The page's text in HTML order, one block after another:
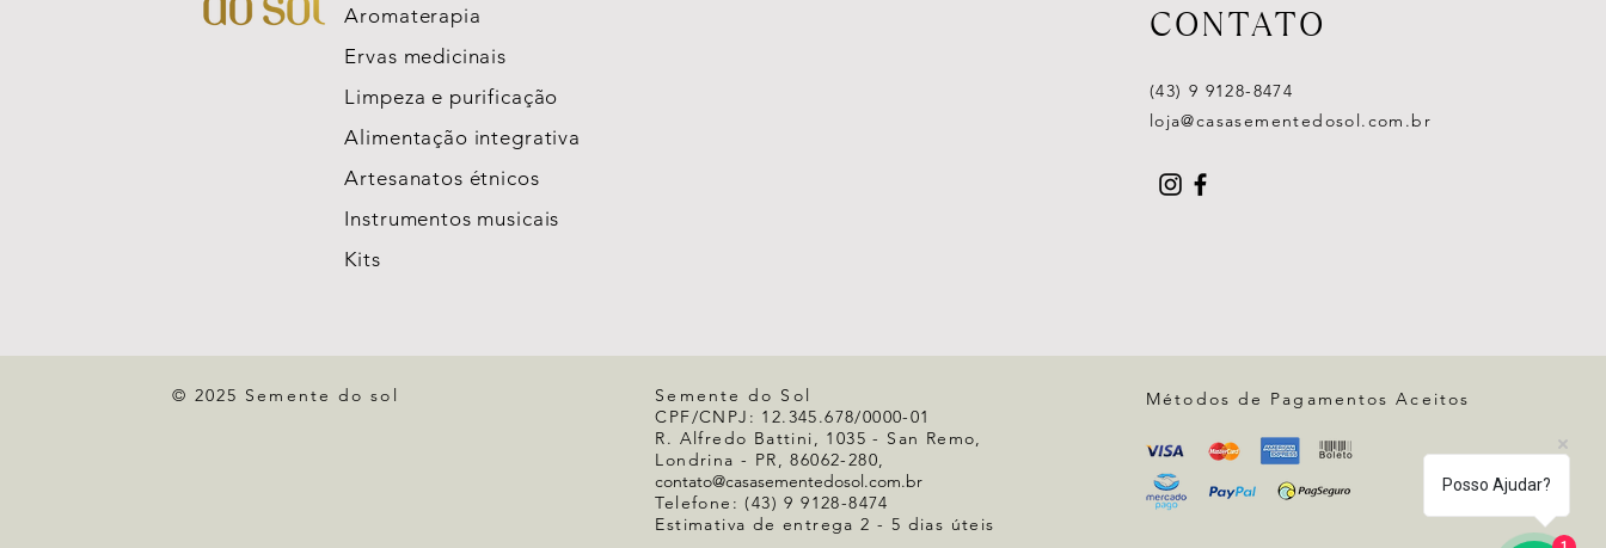
Aromaterapia
Ervas medicinais
Limpeza e purificação
Alimentação integrativa
Artesanatos étnicos
Instrumentos musicais
Kits
CONTATO
(43) 9 9128-8474
loja@casasementedosol.com.br
© 2025 Semente do sol
Semente do Sol
CPF/CNPJ: 12.345.678/0000-01
R. Alfredo Battini, 1035 - San Remo,
Londrina - PR, 86062-280,
contato@casasementedosol.com.br
Telefone:(43) 9 9128-8474
Estimativa de entrega 2 - 5 dias úteis
Métodos de Pagamentos Aceitos
Posso Ajudar?